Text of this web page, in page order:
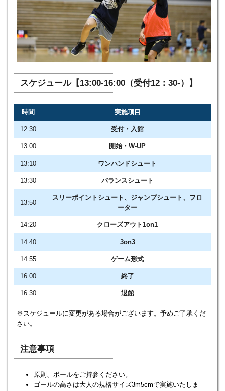
スケジュール【13:00-16:00（受付12：30-）】
時間 実施項目
12:30 受付・入館
13:00 開始・W-UP
13:10 ワンハンドシュート
13:30 バランスシュート
13:50
スリーポイントシュート、ジャンプシュート、フロ
ーター
14:20 クローズアウト1on1
14:40 3on3
14:55 ゲーム形式
16:00 終了
16:30 退館
※スケジュールに変更がある場合がございます。予めご了承くだ
さい。
注意事項
原則、ボールをご持参ください。
ゴールの高さは大人の規格サイズ3m5cmで実施いたしま